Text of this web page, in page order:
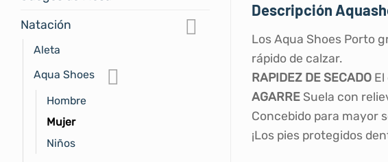
Natación
Aleta
Aqua Shoes
Hombre
Mujer
Niños
Descripción
Los Aqua Shoes Porto
rápido de calzar.
RAPIDEZ DE SECADO
AGARRE Suela con
Concebido para mayor
¡Los pies protegidos